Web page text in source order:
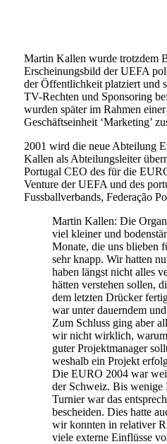
Martin Kallen wurde trotzdem
Erscheinungsbild der UEFA
der Öffentlichkeit platziert und
TV-Rechten und Sponsoring
wurden später im Rahmen
Geschäftseinheit ‘Marketing’
2001 wird die neue Abteilung
Kallen als Abteilungsleiter
Portugal CEO des für die
Venture der UEFA und des
Fussballverbands, Federação
Martin Kallen: Die
viel kleiner und
Monate, die uns blieben
sehr knapp. Wir hatten
haben längst nicht alles
hätten verstehen sollen,
dem letzten Drücker
war unter dauerndem
Zum Schluss ging aber
wir nicht wirklich,
guter Projektmanager
weshalb ein Projekt
Die EURO 2004 war
der Schweiz. Bis wenige
Turnier war das
bescheiden. Dies hatte
wir konnten in relativer
viele externe Einflüsse